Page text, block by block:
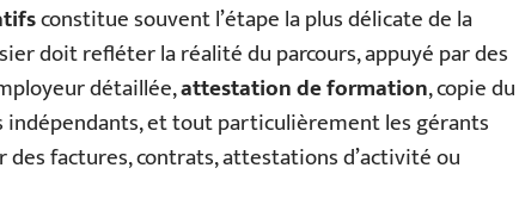
constitue souvent l’étape la plus délicate de la
doit refléter la réalité du parcours, appuyé par des
détaillée,attestation de formation, copie du
indépendants, et tout particulièrement les gérants
des factures, contrats, attestations d’activité ou